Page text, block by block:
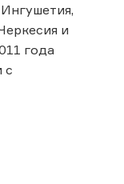
и
года
с